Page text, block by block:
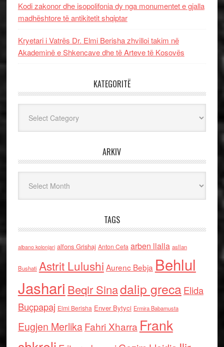
Kodi zakonor dhe isopolifonia dy nga monumentet e gjalla
madhështore të antikitetit shqiptar
Kryetari i Vatrës Dr. Elmi Berisha zhvilloi takim në
Akademinë e Shkencave dhe të Arteve të Kosovës
KATEGORITË
ARKIV
TAGS
albano kolonjari alfons Grishaj Anton Cefa arben llalla asllan
Bushati Astrit Lulushi Aurenc Bebja Behlul
Jashari Beqir Sinadalip grecaElida
Buçpapaj Elmi Berisha Enver Bytyci Ermira Babamusta
Eugjen MerlikaFahri Xharra Frank